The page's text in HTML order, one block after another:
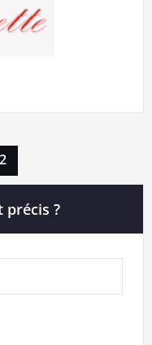
2
précis ?